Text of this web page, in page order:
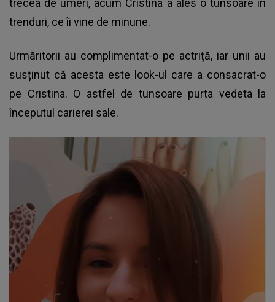
trecea de umeri, acum Cristina a ales o tunsoare în
trenduri, ce îi vine de minune.
Urmăritorii au complimentat-o pe actriță, iar unii au
susținut că acesta este look-ul care a consacrat-o
pe Cristina. O astfel de tunsoare purta vedeta la
începutul carierei sale.